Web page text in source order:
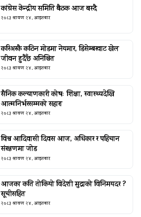
कांग्रेस केन्द्रीय समिति बैठक आज बस्दै
२०८३ श्रावण २४, आइतबार
करिअरकै कठिन मोडमा नेयमार, डिसेम्बरवाट खेल
जीवन हुदैँछ अनिश्चित
२०८३ श्रावण २४, आइतबार
सैनिक कल्याणकारी कोषः शिक्षा, स्वास्थ्यदेखि
आत्मनिर्भरसम्मको सहारा
२०८३ श्रावण २४, आइतबार
विश्व आदिवासी दिवस आज, अधिकार र पहिचान
संरक्षणमा जोड
२०८३ श्रावण २४, आइतबार
आजका कति तोकियो विदेशी मुद्राको विनिमयदर ?
सूचीसहित
२०८३ श्रावण २४, आइतबार